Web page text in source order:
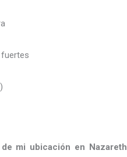
fuertes
mi ubicación en Nazareth